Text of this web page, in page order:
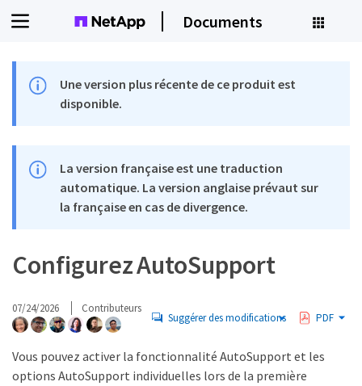
Documents
Une version plus récente de ce produit est
disponible.
La version française est une traduction
automatique. La version anglaise prévaut sur
la française en cas de divergence.
Configurez AutoSupport
07/24/2026 Contributeurs
Suggérer des modifications PDF
Vous pouvez activer la fonctionnalité AutoSupport et les
options AutoSupport individuelles lors de la première